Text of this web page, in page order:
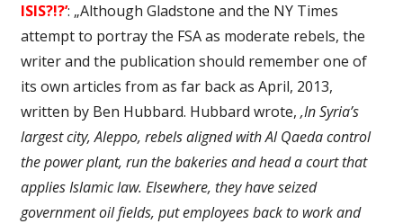
ISIS?!?’: „Although Gladstone and the NY Times
attempt to portray the FSA as moderate rebels, the
writer and the publication should remember one of
its own articles from as far back as April, 2013,
written by Ben Hubbard. Hubbard wrote,‚In Syria’s
largest city, Aleppo, rebels aligned with Al Qaeda control
the power plant, run the bakeries and head a court that
applies Islamic law. Elsewhere, they have seized
government oil fields, put employees back to work and